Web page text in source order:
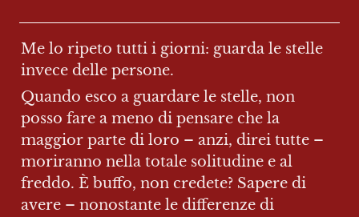
Me lo ripeto tutti i giorni: guarda le stelle
invece delle persone.
Quando esco a guardare le stelle, non
posso fare a meno di pensare che la
maggior parte di loro – anzi, direi tutte –
moriranno nella totale solitudine e al
freddo. È buffo, non credete? Sapere di
avere – nonostante le differenze di